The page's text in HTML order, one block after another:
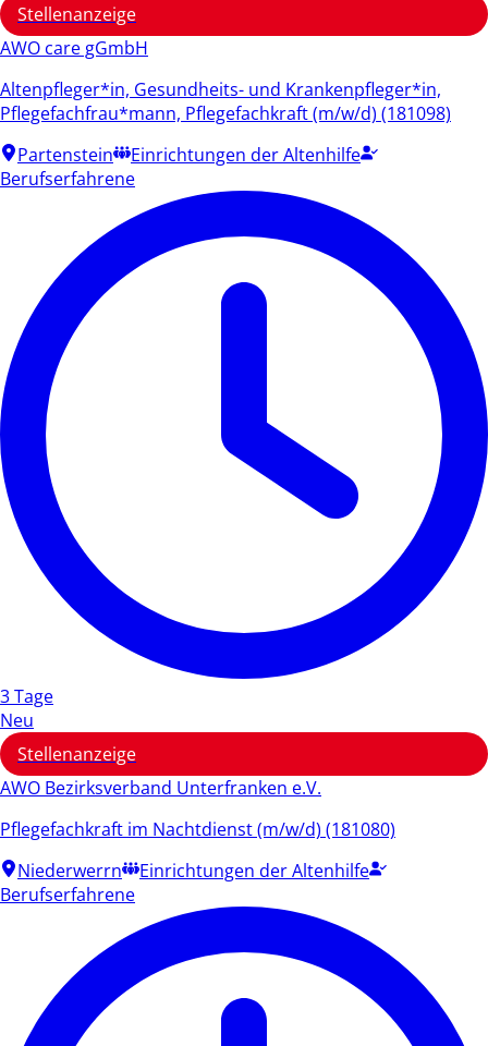
Stellenanzeige
AWO care gGmbH
Altenpfleger*in, Gesundheits- und Krankenpfleger*in,
Pflegefachfrau*mann, Pflegefachkraft (m/w/d) (181098)
Partenstein
Einrichtungen der Altenhilfe
Berufserfahrene
3 Tage
Neu
Stellenanzeige
AWO Bezirksverband Unterfranken e.V.
Pflegefachkraft im Nachtdienst (m/w/d) (181080)
Niederwerrn
Einrichtungen der Altenhilfe
Berufserfahrene